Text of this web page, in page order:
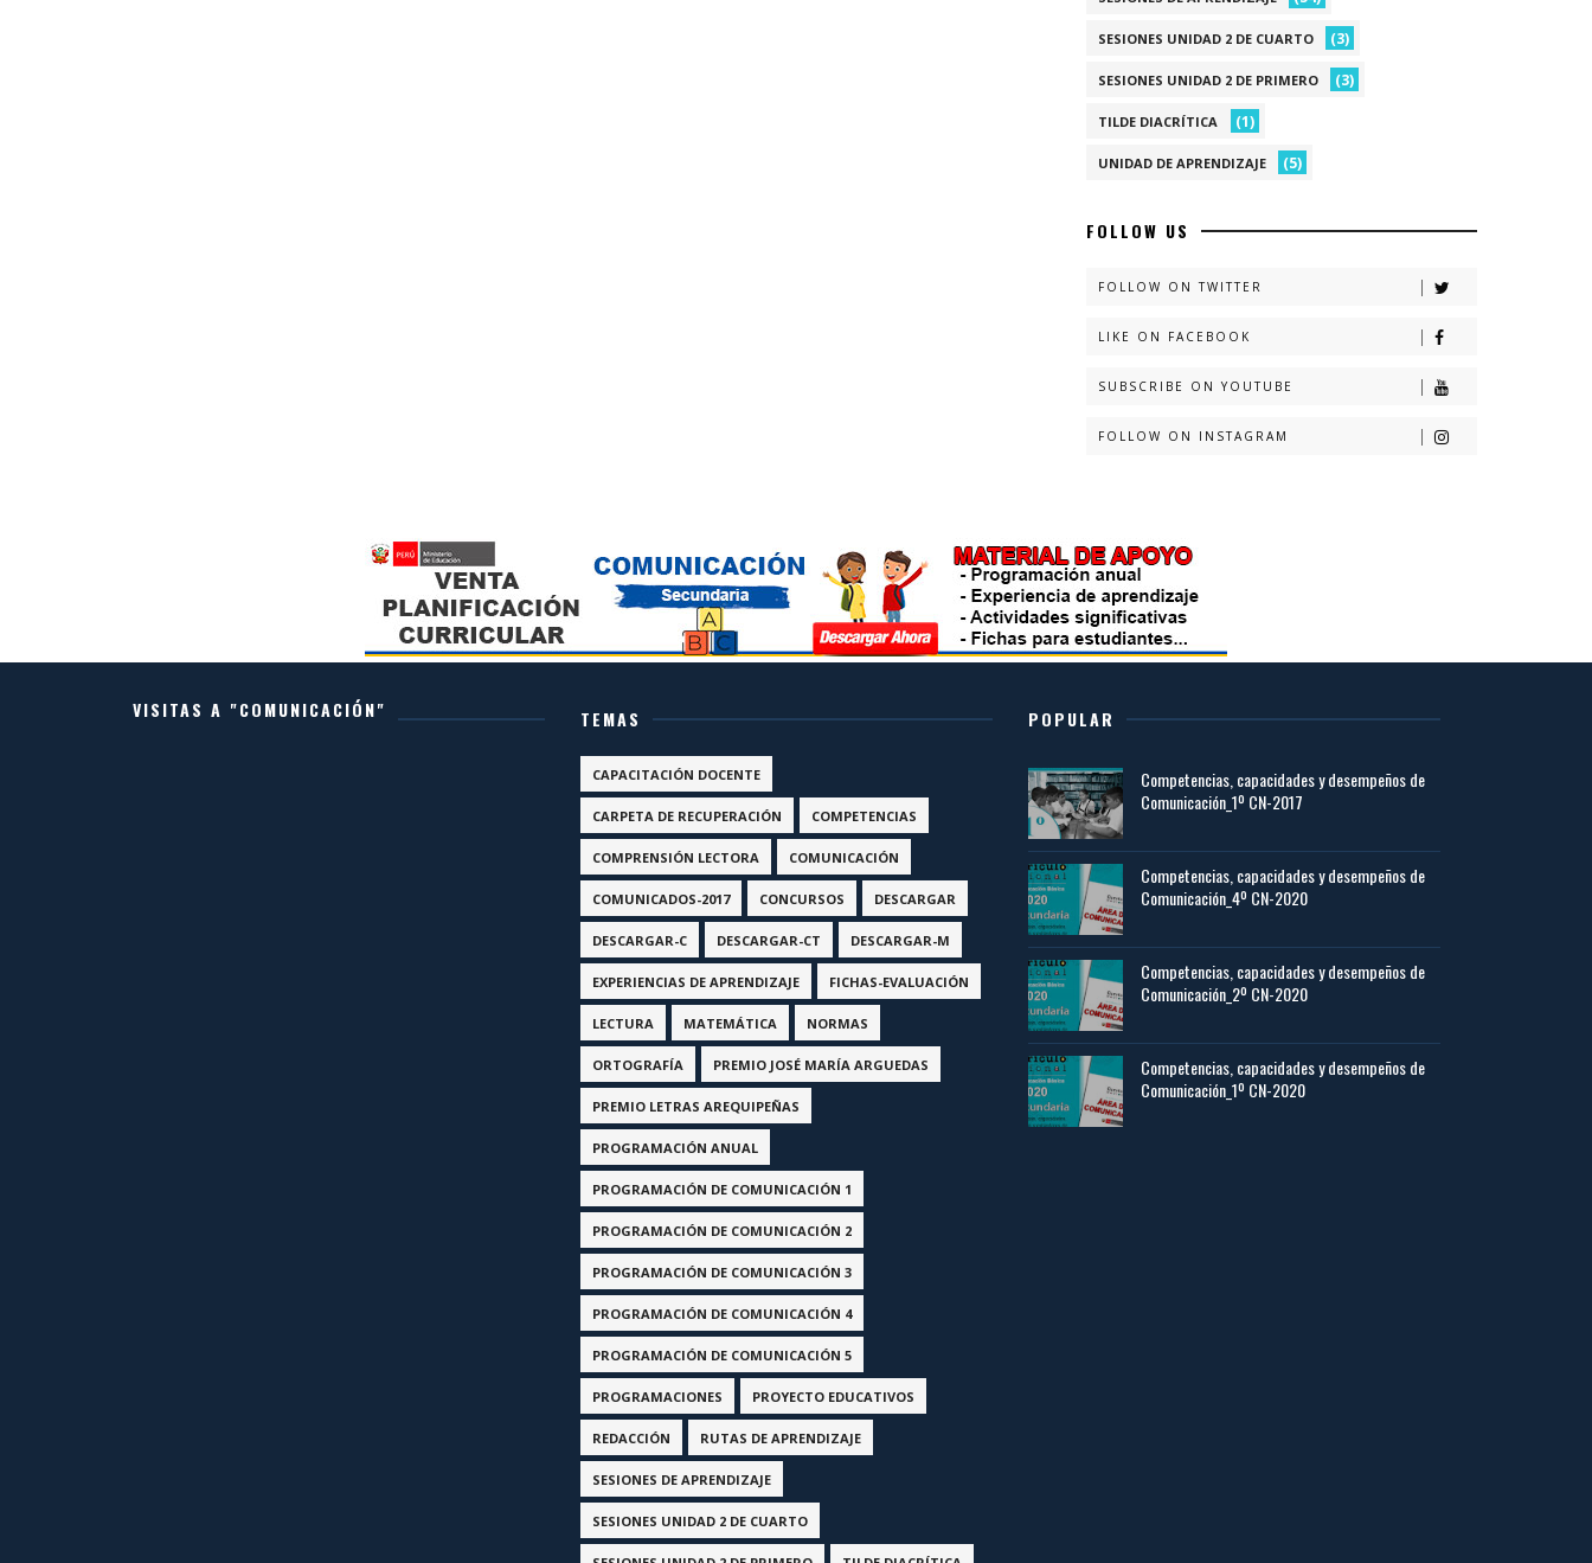
SESIONES UNIDAD 2 DE CUARTO (3)
SESIONES UNIDAD 2 DE PRIMERO (3)
TILDE DIACRÍTICA (1)
UNIDAD DE APRENDIZAJE (5)
FOLLOW US
FOLLOW ON TWITTER
LIKE ON FACEBOOK
SUBSCRIBE ON YOUTUBE
FOLLOW ON INSTAGRAM
VISITAS A "COMUNICACIÓN" TEMAS
CAPACITACIÓN DOCENTE
CARPETA DE RECUPERACIÓN COMPETENCIAS
COMPRENSIÓN LECTORA COMUNICACIÓN
COMUNICADOS-2017 CONCURSOS DESCARGAR
DESCARGAR-C DESCARGAR-CT DESCARGAR-M
EXPERIENCIAS DE APRENDIZAJE FICHAS-EVALUACIÓN
LECTURA MATEMÁTICA NORMAS
ORTOGRAFÍA PREMIO JOSÉ MARÍA ARGUEDAS
PREMIO LETRAS AREQUIPEÑAS
PROGRAMACIÓN ANUAL
PROGRAMACIÓN DE COMUNICACIÓN 1
PROGRAMACIÓN DE COMUNICACIÓN 2
PROGRAMACIÓN DE COMUNICACIÓN 3
PROGRAMACIÓN DE COMUNICACIÓN 4
PROGRAMACIÓN DE COMUNICACIÓN 5
PROGRAMACIONES PROYECTO EDUCATIVOS
REDACCIÓN RUTAS DE APRENDIZAJE
SESIONES DE APRENDIZAJE
SESIONES UNIDAD 2 DE CUARTO
POPULAR
Competencias, capacidades y desempeños de
Comunicación_1º CN-2017
Competencias, capacidades y desempeños de
Comunicación_4º CN-2020
Competencias, capacidades y desempeños de
Comunicación_2º CN-2020
Competencias, capacidades y desempeños de
Comunicación_1º CN-2020